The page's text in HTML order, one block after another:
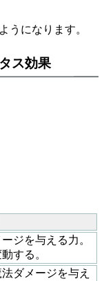
うになります。
ス効果
ジを与える力。
する。
ダメージを与え